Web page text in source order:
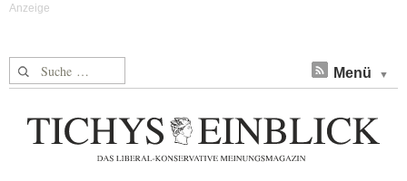
Suche nach: Menü